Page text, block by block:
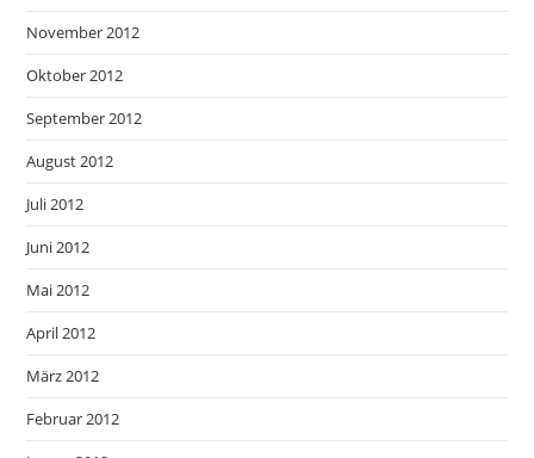
November 2012
Oktober 2012
September 2012
August 2012
Juli 2012
Juni 2012
Mai 2012
April 2012
März 2012
Februar 2012